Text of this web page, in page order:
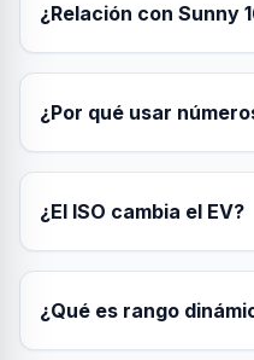
¿Relación con Sunny
¿Por qué usar
¿El ISO cambia el EV?
¿Qué es rango